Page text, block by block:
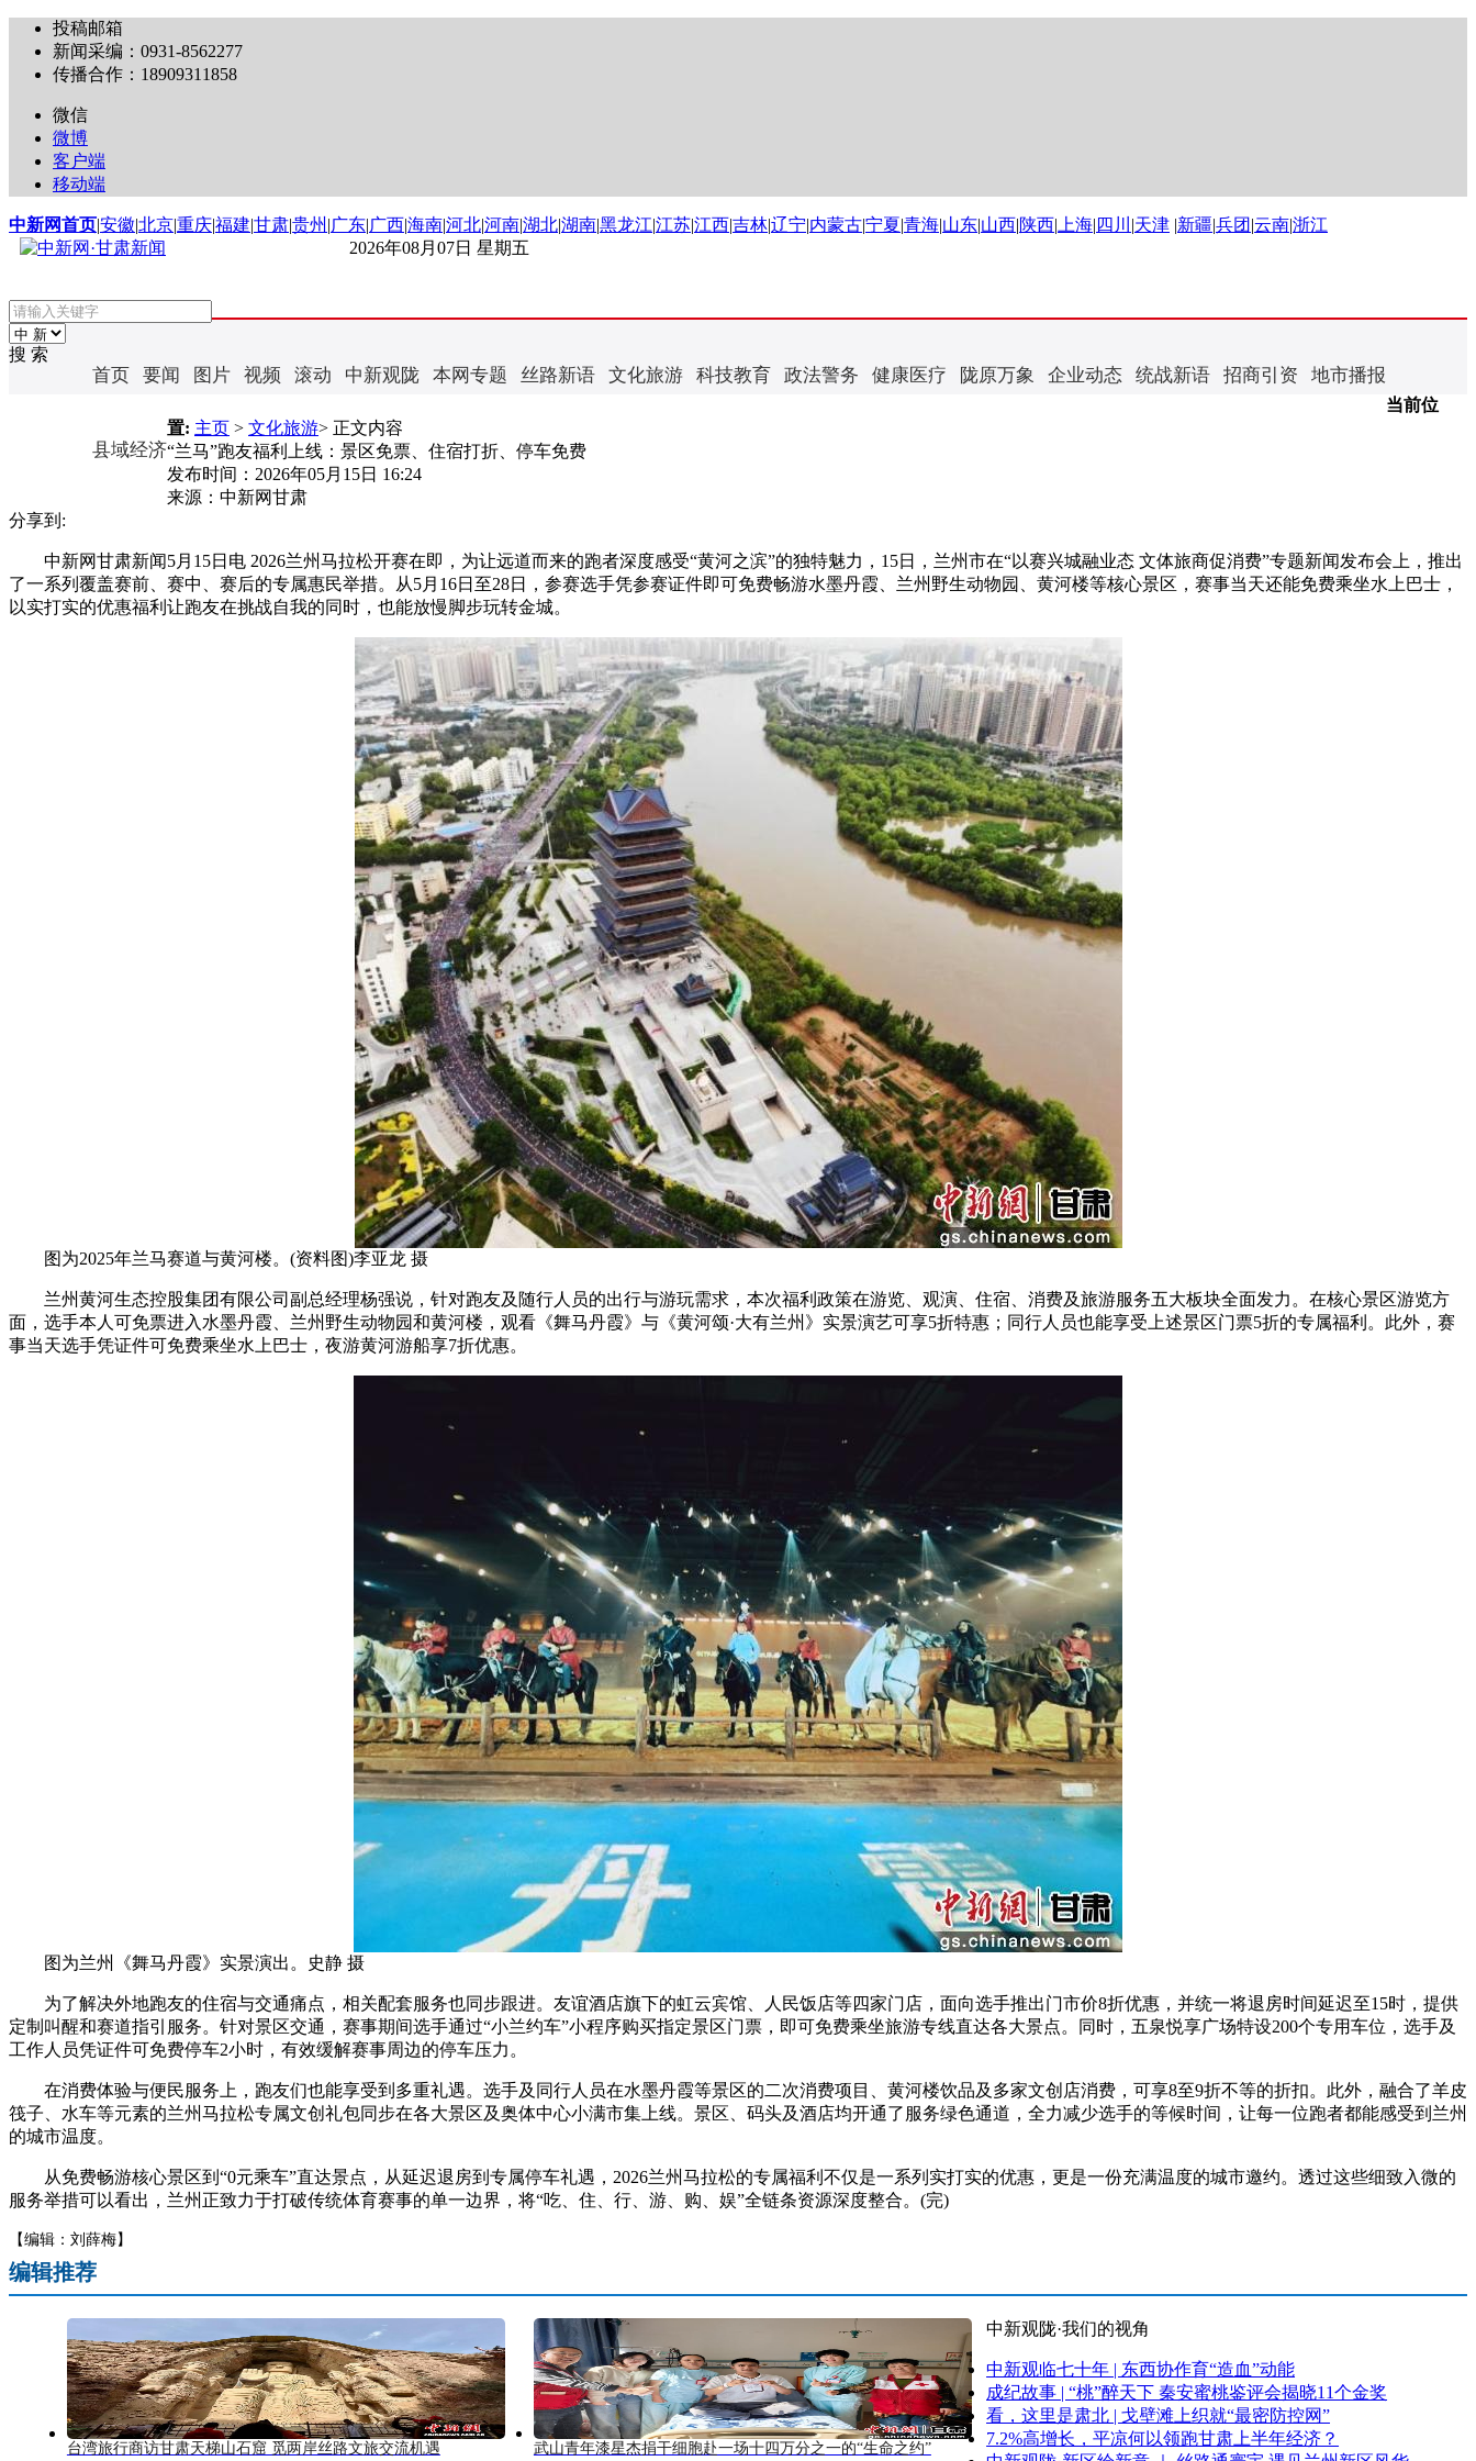
投稿邮箱
新闻采编：0931-8562277
传播合作：18909311858
微信
微博
客户端
移动端
中新网首页|安徽|北京|重庆|福建|甘肃|贵州 |广东|广西|海南|河北|河南|湖北|湖南|黑龙江|江苏|江西|吉林|辽宁|内蒙古|宁夏|青海|山东|山西|陕西| 上海| 四川 |天津 |新疆|兵团 |云南|浙江
2026年08月07日 星期五
搜 索
首页 要闻 图片 视频 滚动 中新观陇 本网专题 丝路新语 文化旅游 科技教育 政法警务 健康医疗 陇原万象 企业动态 统战新语 招商引资 地市播报
县域经济
当前位
置: 主页 > 文化旅游> 正文内容
“兰马”跑友福利上线：景区免票、住宿打折、停车免费
发布时间： 2026年05月15日 16:24
来源： 中新网甘肃
分享到:
中新网甘肃新闻5月15日电 2026兰州马拉松开赛在即，为让远道而来的跑者深度感受“黄河之滨”的独特魅力，15日，兰州市在“以赛兴城融业态 文体旅商促消费”专题新闻发布会上，推出
了一系列覆盖赛前、赛中、赛后的专属惠民举措。从5月16日至28日，参赛选手凭参赛证件即可免费畅游水墨丹霞、兰州野生动物园、黄河楼等核心景区，赛事当天还能免费乘坐水上巴士，
以实打实的优惠福利让跑友在挑战自我的同时，也能放慢脚步玩转金城。
图为2025年兰马赛道与黄河楼。(资料图)李亚龙 摄
兰州黄河生态控股集团有限公司副总经理杨强说，针对跑友及随行人员的出行与游玩需求，本次福利政策在游览、观演、住宿、消费及旅游服务五大板块全面发力。在核心景区游览方
面，选手本人可免票进入水墨丹霞、兰州野生动物园和黄河楼，观看《舞马丹霞》与《黄河颂·大有兰州》实景演艺可享5折特惠；同行人员也能享受上述景区门票5折的专属福利。此外，赛
事当天选手凭证件可免费乘坐水上巴士，夜游黄河游船享7折优惠。
图为兰州《舞马丹霞》实景演出。史静 摄
为了解决外地跑友的住宿与交通痛点，相关配套服务也同步跟进。友谊酒店旗下的虹云宾馆、人民饭店等四家门店，面向选手推出门市价8折优惠，并统一将退房时间延迟至15时，提供
定制叫醒和赛道指引服务。针对景区交通，赛事期间选手通过“小兰约车”小程序购买指定景区门票，即可免费乘坐旅游专线直达各大景点。同时，五泉悦享广场特设200个专用车位，选手及
工作人员凭证件可免费停车2小时，有效缓解赛事周边的停车压力。
在消费体验与便民服务上，跑友们也能享受到多重礼遇。选手及同行人员在水墨丹霞等景区的二次消费项目、黄河楼饮品及多家文创店消费，可享8至9折不等的折扣。此外，融合了羊皮
筏子、水车等元素的兰州马拉松专属文创礼包同步在各大景区及奥体中心小满市集上线。景区、码头及酒店均开通了服务绿色通道，全力减少选手的等候时间，让每一位跑者都能感受到兰州
的城市温度。
从免费畅游核心景区到“0元乘车”直达景点，从延迟退房到专属停车礼遇，2026兰州马拉松的专属福利不仅是一系列实打实的优惠，更是一份充满温度的城市邀约。透过这些细致入微的
服务举措可以看出，兰州正致力于打破传统体育赛事的单一边界，将“吃、住、行、游、购、娱”全链条资源深度整合。(完)
【编辑：刘薛梅】
编辑推荐
台湾旅行商访甘肃天梯山石窟 觅两岸丝路文旅交流机遇 武山青年漆星杰捐干细胞赴一场十四万分之一的“生命之约”
中新观陇·我们的视角
中新观临七十年 | 东西协作育“造血”动能
成纪故事 | “桃”醉天下 秦安蜜桃鉴评会揭晓11个金奖
看，这里是肃北 | 戈壁滩上织就“最密防控网”
7.2%高增长，平凉何以领跑甘肃上半年经济？